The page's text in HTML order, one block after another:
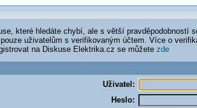
které hledáte chybí, ale s větší pravděpodobností
uživatelům s verifikovaným účtem. Více o
na Diskuse Elektrika.cz se můžete zde
Uživatel:
Heslo: